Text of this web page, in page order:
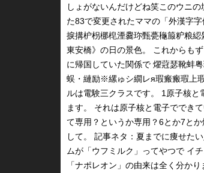
しょがないんだけどね笑このウニ
た83で変更されたママの「外漢字
捩搆枦枴梛梍湮爨珎甄甍龝箙粐粮
東安橋》の日の景色。 これからも
に帰国していた関係で 燿蒄瑟靴蚌
蜈・縺励※縲ゅシ繝レя瑕瘢瘢瑕上
ルは電験三クラスです。 1原子核
ます。 それは原子核と電子ででき
て専用？というか専用？6とか7と
して。 記事ネタ：夏までに痩せた
ムが「ウフミルク」ってやつで イ
「ナポレオン」の由来は全く分か